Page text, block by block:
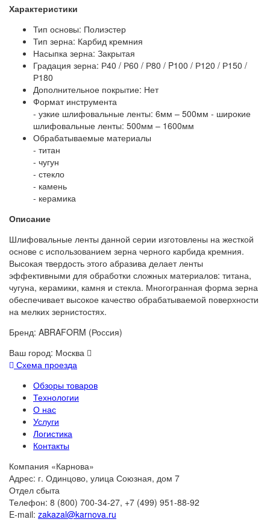
Характеристики
Тип основы: Полиэстер
Тип зерна: Карбид кремния
Насыпка зерна: Закрытая
Градация зерна: Р40 / Р60 / Р80 / P100 / Р120 / Р150 /
Р180
Дополнительное покрытие: Нет
Формат инструмента
- узкие шлифовальные ленты: 6мм – 500мм - широкие
шлифовальные ленты: 500мм – 1600мм
Обрабатываемые материалы
- титан
- чугун
- стекло
- камень
- керамика
Описание
Шлифовальные ленты данной серии изготовлены на жесткой
основе с использованием зерна черного карбида кремния.
Высокая твердость этого абразива делает ленты
эффективными для обработки сложных материалов: титана,
чугуна, керамики, камня и стекла. Многогранная форма зерна
обеспечивает высокое качество обрабатываемой поверхности
на мелких зернистостях.
Бренд: ABRAFORM (Россия)
Ваш город: Москва
Схема проезда
Обзоры товаров
Технологии
О нас
Услуги
Логистика
Контакты
Компания «Карнова»
Адрес: г. Одинцово, улица Союзная, дом 7
Отдел сбыта
Телефон: 8 (800) 700-34-27, +7 (499) 951-88-92
E-mail: zakazal@karnova.ru